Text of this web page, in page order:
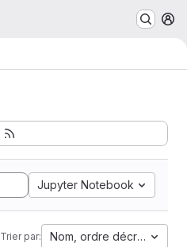
Jupyter Notebook
Trier par: Nom, ordre décroissant